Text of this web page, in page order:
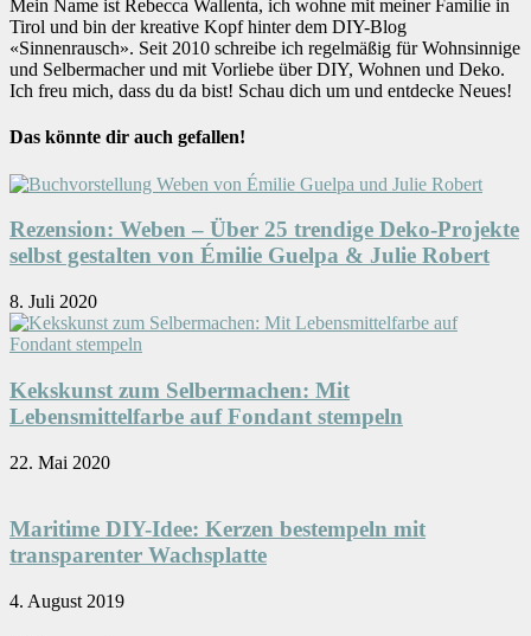
Mein Name ist Rebecca Wallenta, ich wohne mit meiner Familie in
Tirol und bin der kreative Kopf hinter dem DIY-Blog
«Sinnenrausch». Seit 2010 schreibe ich regelmäßig für Wohnsinnige
und Selbermacher und mit Vorliebe über DIY, Wohnen und Deko.
Ich freu mich, dass du da bist! Schau dich um und entdecke Neues!
Das könnte dir auch gefallen!
Rezension: Weben – Über 25 trendige Deko-Projekte
selbst gestalten von Émilie Guelpa & Julie Robert
8. Juli 2020
Kekskunst zum Selbermachen: Mit
Lebensmittelfarbe auf Fondant stempeln
22. Mai 2020
Maritime DIY-Idee: Kerzen bestempeln mit
transparenter Wachsplatte
4. August 2019